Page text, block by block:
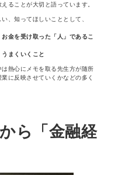
ることが大切と語っています。
、知ってほしいこととして、
金を受け取った「人」であるこ
うまくいくこと
熱心にメモを取る先生方が随所
に反映させていくかなどの多く
ら「金融経